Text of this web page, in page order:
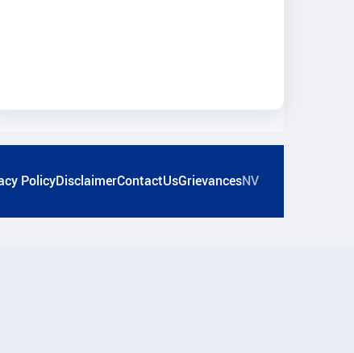
PolicyDisclaimerContactUsGrievancesNV